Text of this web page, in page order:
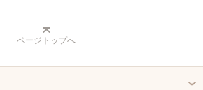
ページトップへ